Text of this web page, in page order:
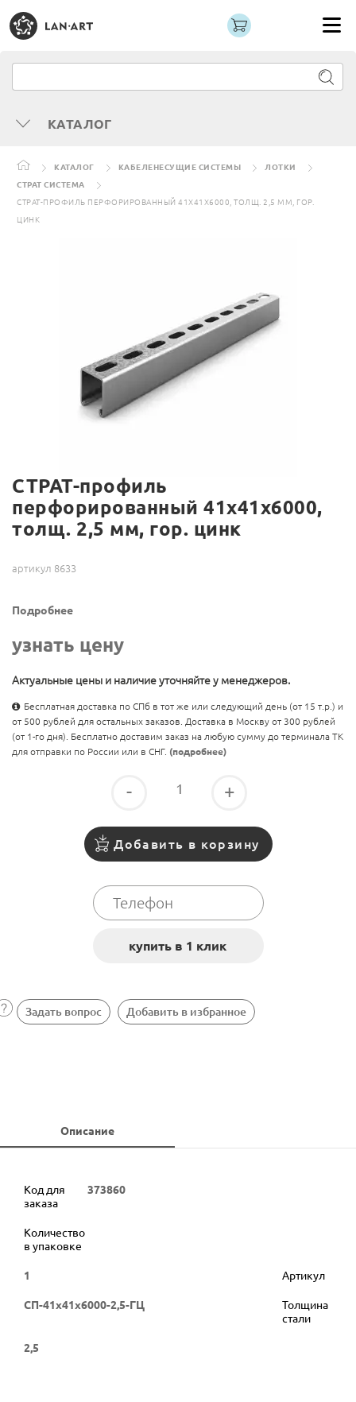
КАТАЛОГ
КАТАЛОГ КАБЕЛЕНЕСУЩИЕ СИСТЕМЫ
ЛОТКИ
СТРАТ СИСТЕМА
СТРАТ-ПРОФИЛЬ ПЕРФОРИРОВАННЫЙ 41Х41Х6000, ТОЛЩ. 2,5 ММ, ГОР.
ЦИНК
СТРАТ-профиль
перфорированный 41х41х6000,
толщ. 2,5 мм, гор. цинк
артикул 8633
Подробнее
узнать цену
Актуальные цены и наличие уточняйте у менеджеров.
Бесплатная доставка по СПб в тот же или следующий день (от 15 т.р.) и
от 500 рублей для остальных заказов. Доставка в Москву от 300 рублей
(от 1-го дня). Бесплатно доставим заказ на любую сумму до терминала ТК
для отправки по России или в СНГ. (подробнее)
- +
Добавить в корзину
Задать вопрос Добавить в избранное
Описание
Код для
заказа
373860
Количество
в упаковке
1 Артикул
СП-41х41х6000-2,5-ГЦ
Толщина
стали
2,5